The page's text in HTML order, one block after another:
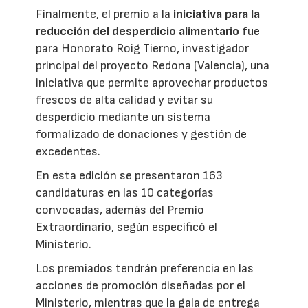
Finalmente, el premio a la iniciativa para la
reducción del desperdicio alimentario fue
para Honorato Roig Tierno, investigador
principal del proyecto Redona (Valencia), una
iniciativa que permite aprovechar productos
frescos de alta calidad y evitar su
desperdicio mediante un sistema
formalizado de donaciones y gestión de
excedentes.
En esta edición se presentaron 163
candidaturas en las 10 categorías
convocadas, además del Premio
Extraordinario, según especificó el
Ministerio.
Los premiados tendrán preferencia en las
acciones de promoción diseñadas por el
Ministerio, mientras que la gala de entrega